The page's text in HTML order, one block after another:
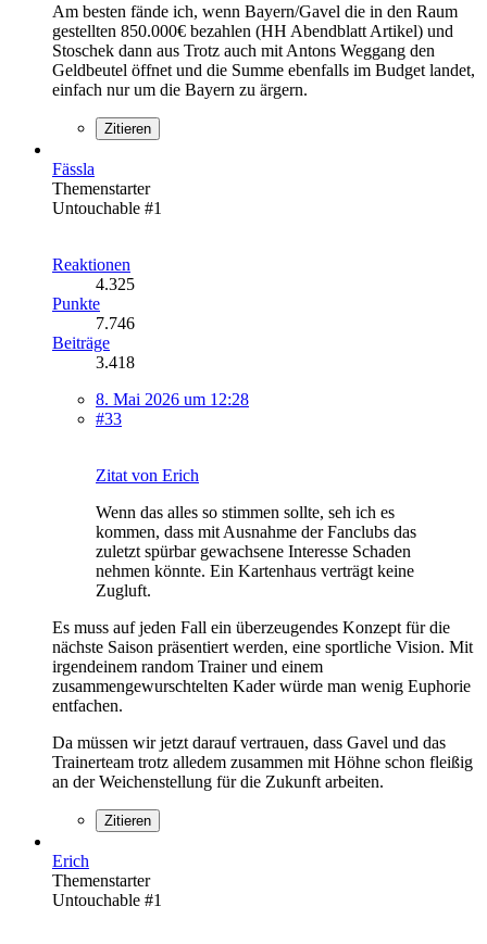
Am besten fände ich, wenn Bayern/Gavel die in den Raum
gestellten 850.000€ bezahlen (HH Abendblatt Artikel) und
Stoschek dann aus Trotz auch mit Antons Weggang den
Geldbeutel öffnet und die Summe ebenfalls im Budget landet,
einfach nur um die Bayern zu ärgern.
Zitieren
Fässla
Themenstarter
Untouchable #1
Reaktionen
4.325
Punkte
7.746
Beiträge
3.418
8. Mai 2026 um 12:28
#33
Zitat von Erich
Wenn das alles so stimmen sollte, seh ich es
kommen, dass mit Ausnahme der Fanclubs das
zuletzt spürbar gewachsene Interesse Schaden
nehmen könnte. Ein Kartenhaus verträgt keine
Zugluft.
Es muss auf jeden Fall ein überzeugendes Konzept für die
nächste Saison präsentiert werden, eine sportliche Vision. Mit
irgendeinem random Trainer und einem
zusammengewurschtelten Kader würde man wenig Euphorie
entfachen.
Da müssen wir jetzt darauf vertrauen, dass Gavel und das
Trainerteam trotz alledem zusammen mit Höhne schon fleißig
an der Weichenstellung für die Zukunft arbeiten.
Zitieren
Erich
Themenstarter
Untouchable #1